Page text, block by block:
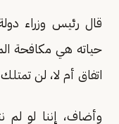
قال رئيس وزراء دولة
حياته هي مكافحة
اتفاق أم لا، لن تمتلك
وأضاف، إننا لو لم